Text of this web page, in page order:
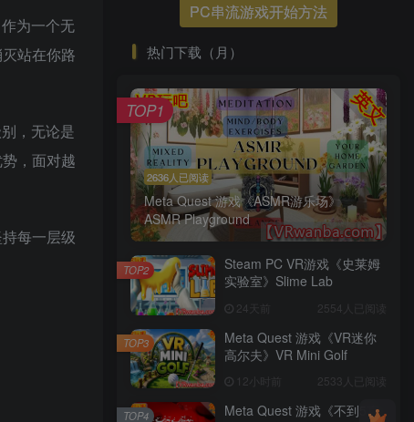
为一个无
站在你路
，无论是
，面对越
每一层级
PC串流游戏开始方法
热门下载（月）
2636人已阅读
Meta Quest 游戏《ASMR游乐场》
ASMR Playground
TOP1
Steam PC VR游戏《史莱姆
实验室》Slime Lab
24天前 2554人已阅读
TOP2
Meta Quest 游戏《VR迷你
高尔夫》VR Mini Golf
12小时前 2533人已阅读
TOP3
Meta Quest 游戏《不到5克
TOP4